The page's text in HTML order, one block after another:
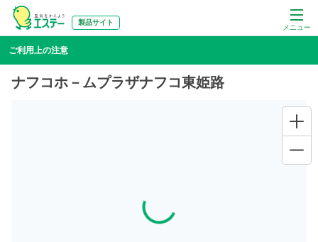
メニュー
製品サイト
ご利用上の注意
ナフコホ－ムプラザナフコ東姫路
Loading...